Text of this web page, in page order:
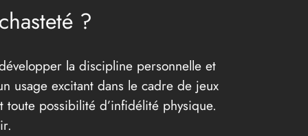
?
la discipline personnelle et
usage excitant dans le cadre de jeux
toute possibilité d’infidélité physique.